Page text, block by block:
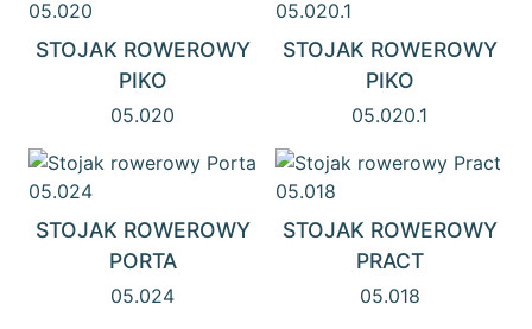
STOJAK ROWEROWY
PIKO
05.020
STOJAK ROWEROWY
PIKO
05.020.1
STOJAK ROWEROWY
PORTA
05.024
STOJAK ROWEROWY
PRACT
05.018